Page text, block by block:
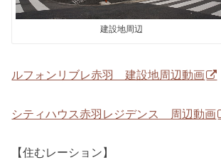
建設地周辺
ルフォンリブレ赤羽 建設地周辺動画
シティハウス赤羽レジデンス 周辺動画
【住むレーション】